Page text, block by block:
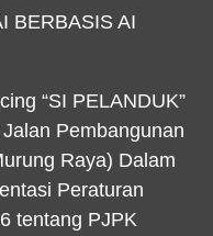
BERBASIS AI
“SI PELANDUK”
Pembangunan
Raya) Dalam
Peraturan
tentang PJPK